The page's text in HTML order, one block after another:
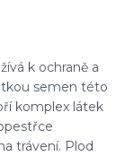
k ochraně a
semen této
komplex látek
trávení. Plod